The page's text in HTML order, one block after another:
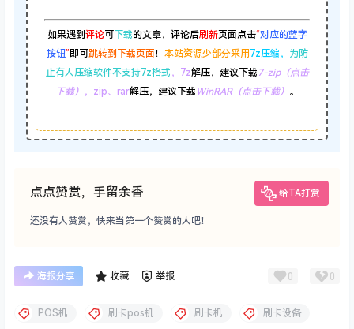
如果遇到 评论可下载的文章，评论后刷新页面点击“对应的蓝字
按钮” 即可跳转到下载页面！ 本站资源少部分采用 7z压缩，
为防
止有人压缩软件不支持7z格式 ，7z解压，建议下载 7-zip（点击
下载） ，zip、rar解压，建议下载 WinRAR（点击下载） 。
点点赞赏，手留余香 给TA打赏
还没有人赞赏，快来当第一个赞赏的人吧！
海报分享 收藏 举报 0 0
POS机 刷卡pos机 刷卡机 刷卡设备